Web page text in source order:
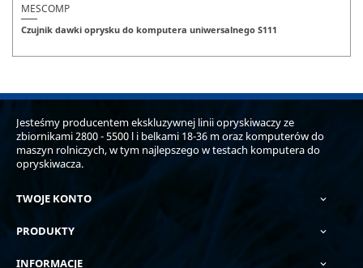
MESCOMP
Czujnik dawki oprysku do komputera uniwersalnego S111
Jesteśmy producentem ekskluzywnej linii opryskiwaczy ze
zbiornikami 2800 - 5500 l i belkami 18-36 m oraz komputerów do
maszyn rolniczych, w tym najlepszego w testach komputera do
opryskiwacza.
TWOJE KONTO 
PRODUKTY 
INFORMACJE 